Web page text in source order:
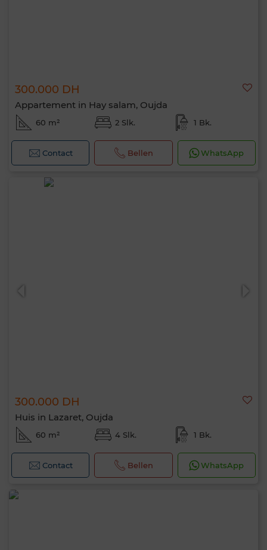
300.000 DH
Appartement in Hay salam, Oujda
60 m² 2 Slk. 1 Bk.
Contact Bellen WhatsApp
300.000 DH
Huis in Lazaret, Oujda
60 m² 4 Slk. 1 Bk.
Contact Bellen WhatsApp